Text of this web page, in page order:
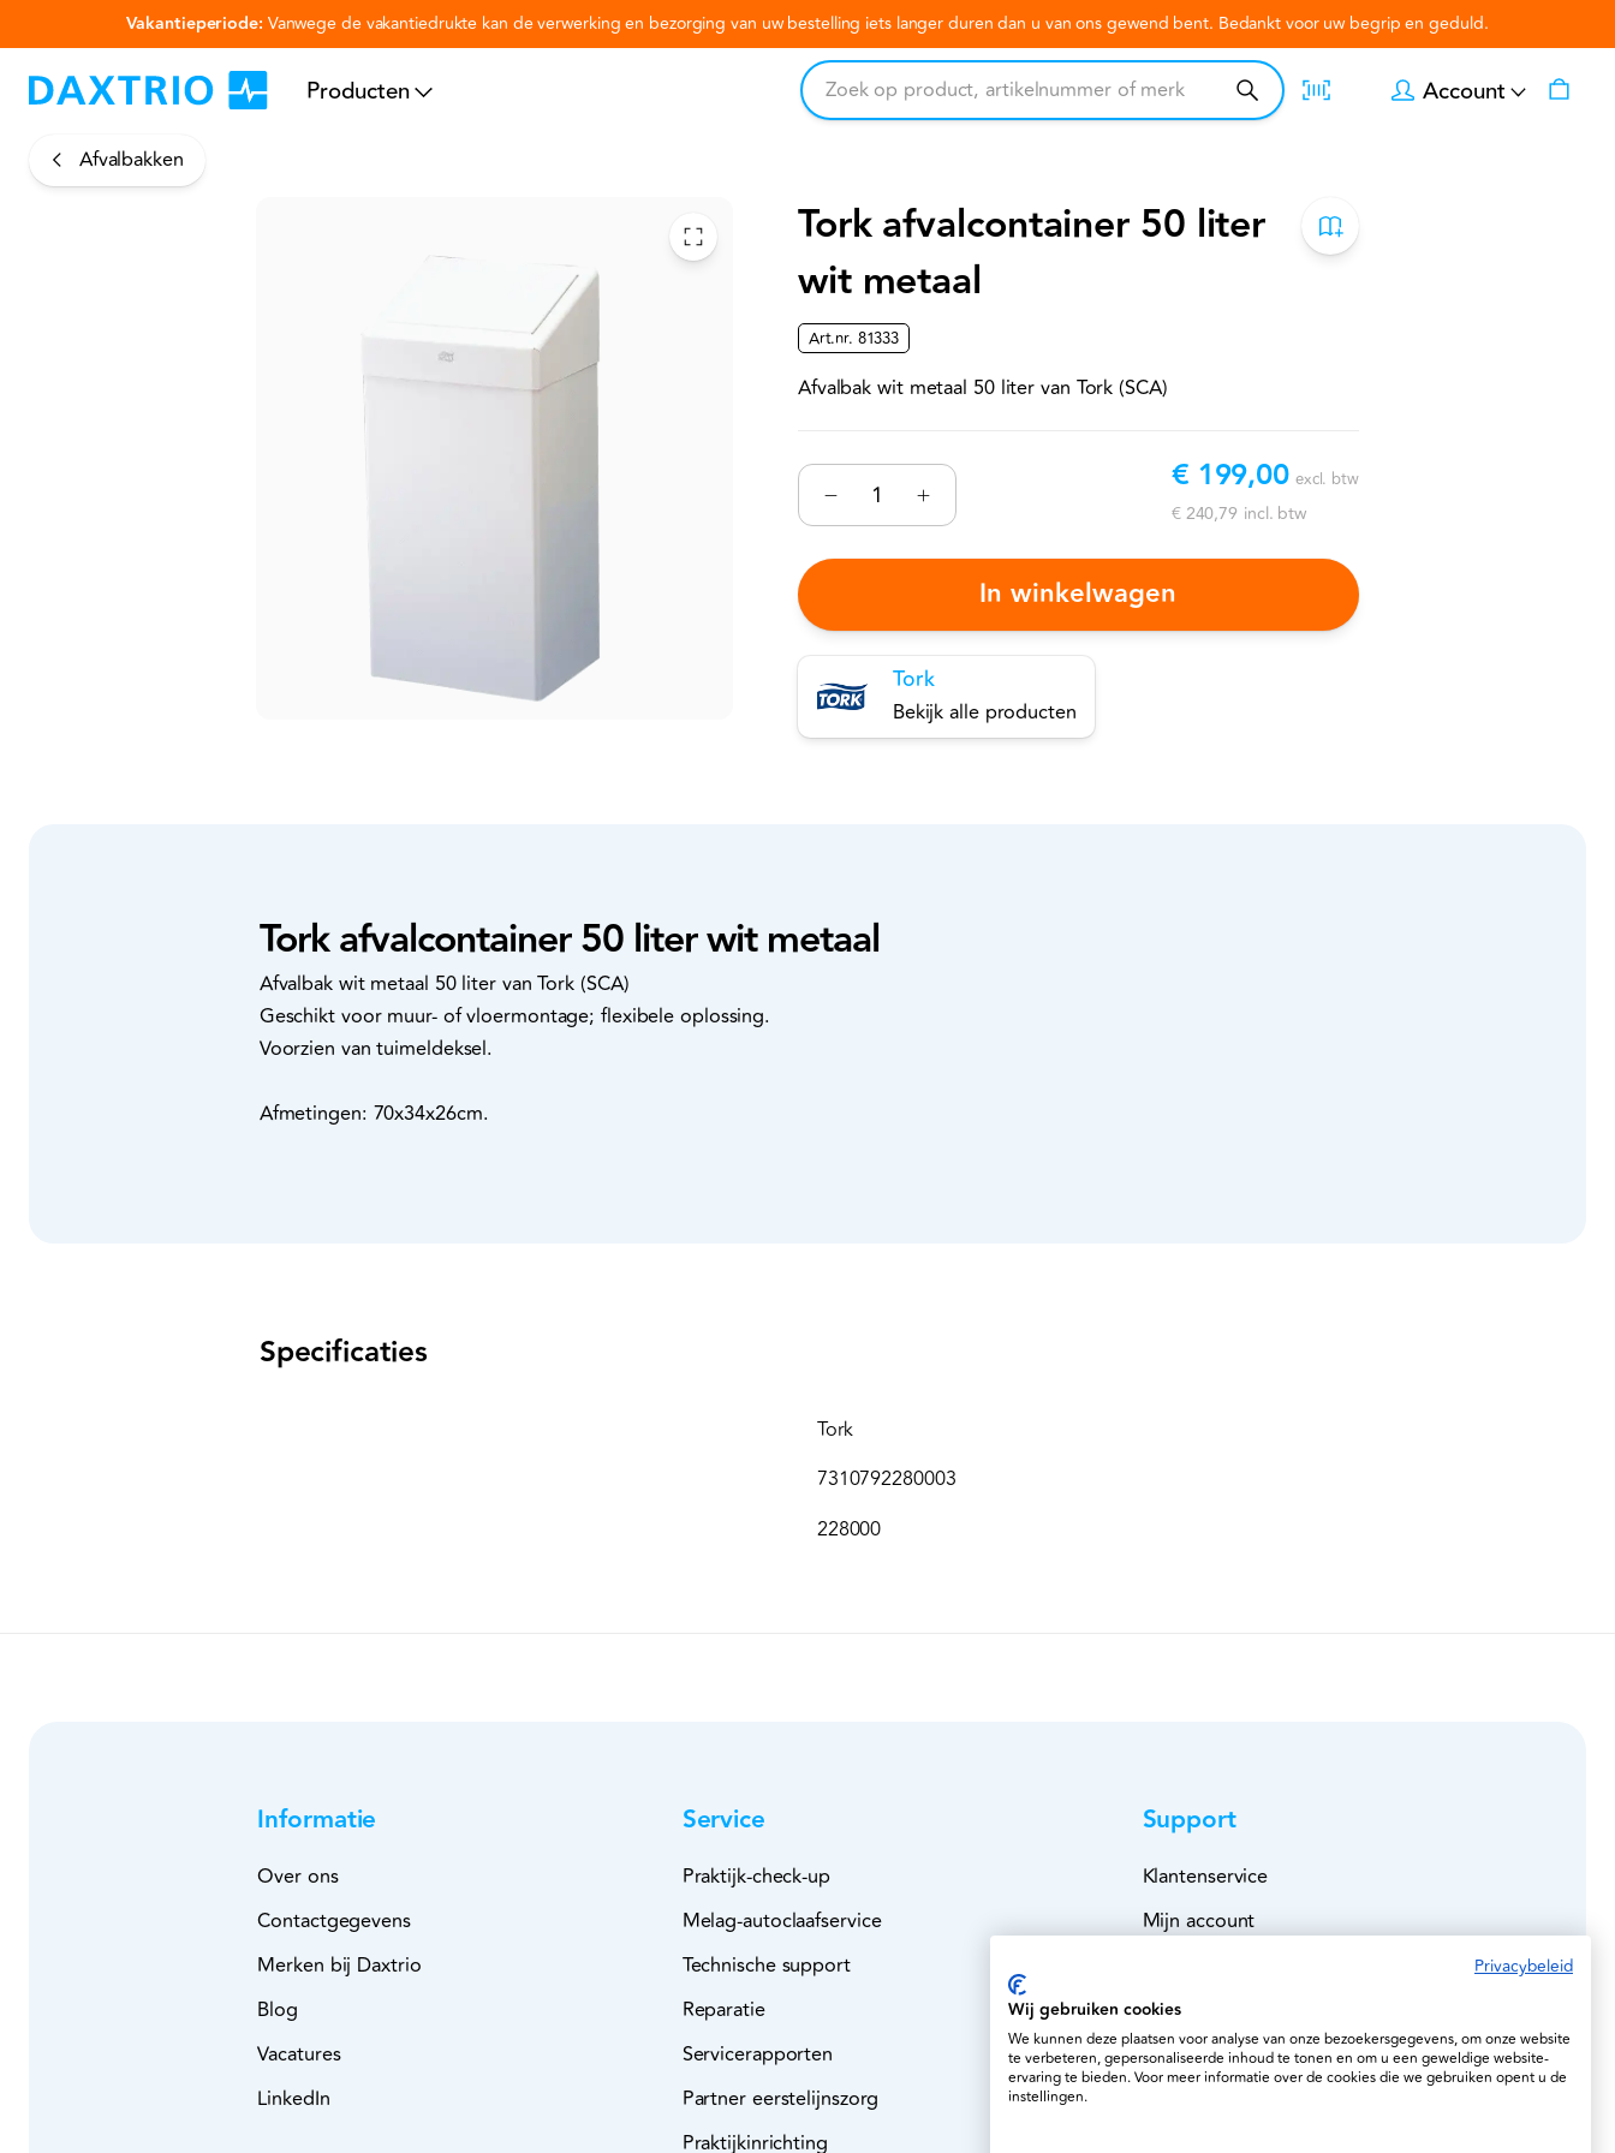
Vakantieperiode: Vanwege de vakantiedrukte kan de verwerking en bezorging van uw bestelling iets langer duren dan u van ons gewend bent. Bedankt voor uw begrip en geduld.
Producten Account
Afvalbakken
Tork afvalcontainer 50 liter
wit metaal
Art.nr. 81333
Afvalbak wit metaal 50 liter van Tork (SCA)
€ 199,00 excl. btw
€ 240,79 incl. btw
In winkelwagen
Tork
Bekijk alle producten
Tork afvalcontainer 50 liter wit metaal
Afvalbak wit metaal 50 liter van Tork (SCA)
Geschikt voor muur- of vloermontage; flexibele oplossing.
Voorzien van tuimeldeksel.
Afmetingen: 70x34x26cm.
Specificaties
Tork
7310792280003
228000
Informatie
Over ons
Contactgegevens
Merken bij Daxtrio
Blog
Vacatures
LinkedIn
Service
Praktijk-check-up
Melag-autoclaafservice
Technische support
Reparatie
Servicerapporten
Partner eerstelijnszorg
Praktijkinrichting
Support
Klantenservice
Mijn account
Veilig betalen
Leveringen
Privacybeleid
Wij gebruiken cookies
We kunnen deze plaatsen voor analyse van onze bezoekersgegevens, om onze website
te verbeteren, gepersonaliseerde inhoud te tonen en om u een geweldige website-
ervaring te bieden. Voor meer informatie over de cookies die we gebruiken opent u de
instellingen.